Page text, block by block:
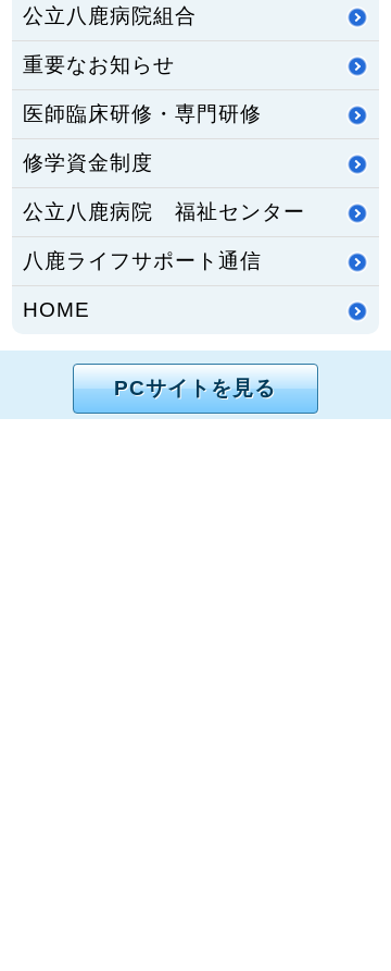
公立八鹿病院組合
重要なお知らせ
医師臨床研修・専門研修
修学資金制度
公立八鹿病院 福祉センター
八鹿ライフサポート通信
HOME
PCサイトを見る